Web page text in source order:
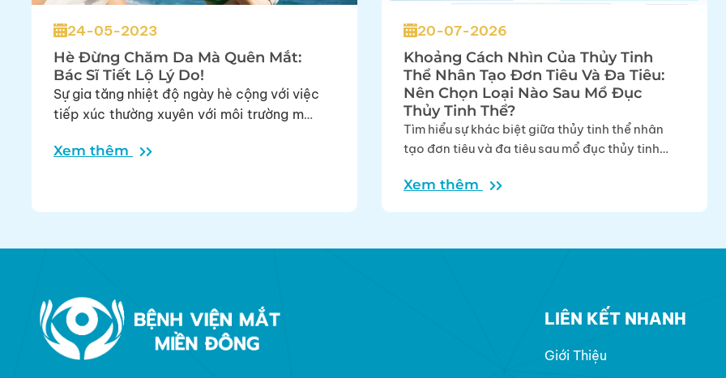
24-05-2023
Hè Đừng Chăm Da Mà Quên Mắt:
Bác Sĩ Tiết Lộ Lý Do!
Sự gia tăng nhiệt độ ngày hè cộng với việc
tiếp xúc thường xuyên với môi trường máy
tình trạng khô mắt, mỏi mắt cùng nhiều
tưởng chừng đơn giản nhưng rất dễ bỏ qua
Xem thêm
20-07-2026
Khoảng Cách Nhìn Của Thủy Tinh
Thể Nhân Tạo Đơn Tiêu Và Đa Tiêu:
Nên Chọn Loại Nào Sau Mổ Đục
Thủy Tinh Thể?
Tìm hiểu sự khác biệt giữa thủy tinh thể nhân
tạo đơn tiêu và đa tiêu sau mổ đục thủy tinh
lượng thị lực.
Xem thêm
LIÊN KẾT NHANH
Giới Thiệu